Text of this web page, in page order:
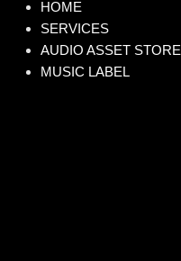
HOME
SERVICES
AUDIO ASSET STORE
MUSIC LABEL